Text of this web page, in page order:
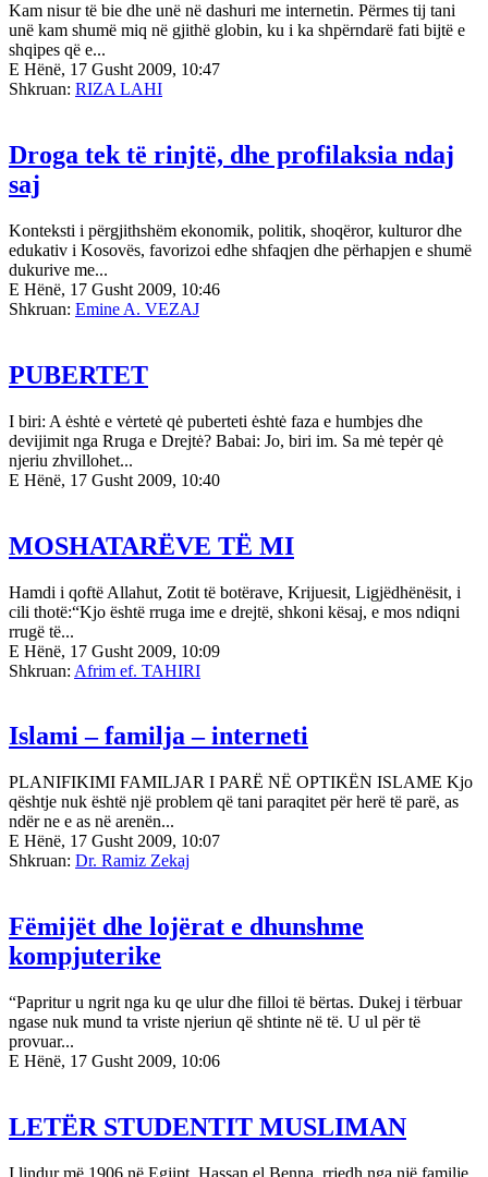
Kam nisur të bie dhe unë në dashuri me internetin. Përmes tij tani
unë kam shumë miq në gjithë globin, ku i ka shpërndarë fati bijtë e
shqipes që e...
E Hënë, 17 Gusht 2009, 10:47
Shkruan: RIZA LAHI
Droga tek të rinjtë, dhe profilaksia ndaj
saj
Konteksti i përgjithshëm ekonomik, politik, shoqëror, kulturor dhe
edukativ i Kosovës, favorizoi edhe shfaqjen dhe përhapjen e shumë
dukurive me...
E Hënë, 17 Gusht 2009, 10:46
Shkruan: Emine A. VEZAJ
PUBERTET
I biri: A ėshtė e vėrtetė qė puberteti ėshtė faza e humbjes dhe
devijimit nga Rruga e Drejtė? Babai: Jo, biri im. Sa mė tepėr qė
njeriu zhvillohet...
E Hënë, 17 Gusht 2009, 10:40
MOSHATARËVE TË MI
Hamdi i qoftë Allahut, Zotit të botërave, Krijuesit, Ligjëdhënësit, i
cili thotë:“Kjo është rruga ime e drejtë, shkoni kësaj, e mos ndiqni
rrugë të...
E Hënë, 17 Gusht 2009, 10:09
Shkruan: Afrim ef. TAHIRI
Islami – familja – interneti
PLANIFIKIMI FAMILJAR I PARË NË OPTIKËN ISLAME Kjo
qështje nuk është një problem që tani paraqitet për herë të parë, as
ndër ne e as në arenën...
E Hënë, 17 Gusht 2009, 10:07
Shkruan: Dr. Ramiz Zekaj
Fëmijët dhe lojërat e dhunshme
kompjuterike
“Papritur u ngrit nga ku qe ulur dhe filloi të bërtas. Dukej i tërbuar
ngase nuk mund ta vriste njeriun që shtinte në të. U ul për të
provuar...
E Hënë, 17 Gusht 2009, 10:06
LETËR STUDENTIT MUSLIMAN
I lindur më 1906 në Egjipt, Hassan el Benna, rrjedh nga një familje